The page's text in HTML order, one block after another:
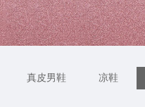
真皮男鞋 凉鞋